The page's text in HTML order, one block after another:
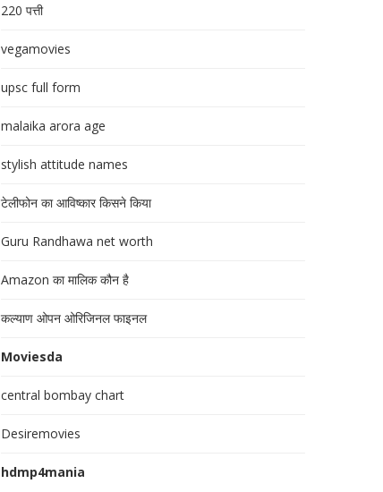
220 पत्ती
vegamovies
upsc full form
malaika arora age
stylish attitude names
टेलीफोन का आविष्कार किसने किया
Guru Randhawa net worth
Amazon का मालिक कौन है
कल्याण ओपन ओरिजिनल फाइनल
Moviesda
central bombay chart
Desiremovies
hdmp4mania